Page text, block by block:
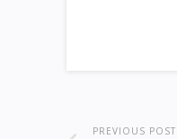
PREVIOUS POST